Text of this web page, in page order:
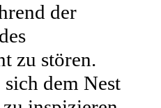
der
zu stören.
dem Nest